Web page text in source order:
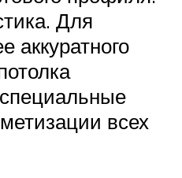
Для
аккуратного
всех